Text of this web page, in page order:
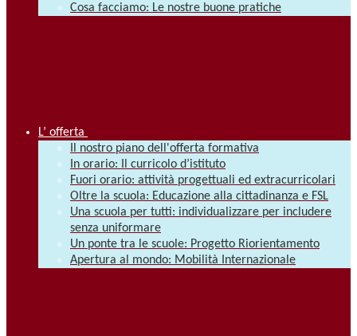
Cosa facciamo: Le nostre buone pratiche
L’ offerta
Il nostro piano dell'offerta formativa
In orario: Il curricolo d’istituto
Fuori orario: attività progettuali ed extracurricolari
Oltre la scuola: Educazione alla cittadinanza e FSL
Una scuola per tutti: individualizzare per includere
senza uniformare
Un ponte tra le scuole: Progetto Riorientamento
Apertura al mondo: Mobilità Internazionale